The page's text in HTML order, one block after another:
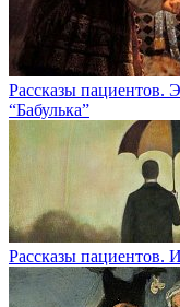
Рассказы пациентов.
“Бабулька”
Рассказы пациентов.